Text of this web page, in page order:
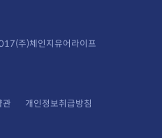
주)체인지유어라이프
관
개인정보취급방침